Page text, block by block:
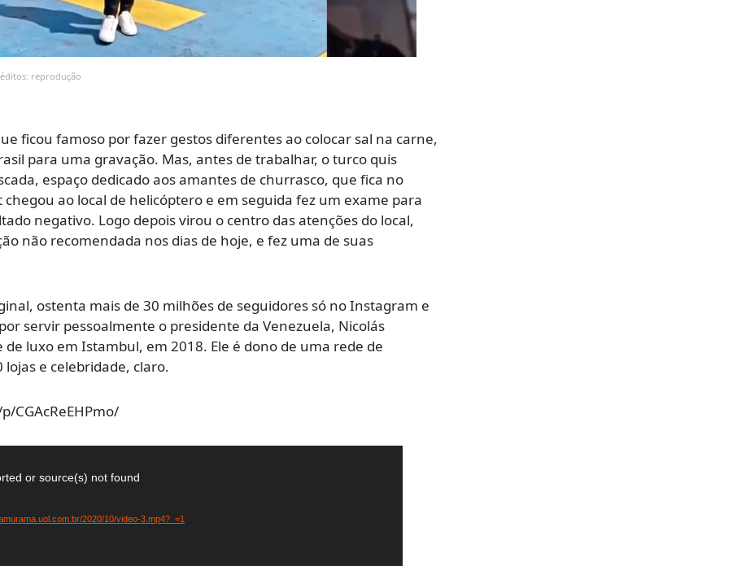
reprodução
ficou famoso por fazer gestos diferentes ao colocar sal na carne,
para uma gravação. Mas, antes de trabalhar, o turco quis
espaço dedicado aos amantes de churrasco, que fica no
chegou ao local de helicóptero e em seguida fez um exame para
negativo. Logo depois virou o centro das atenções do local,
não recomendada nos dias de hoje, e fez uma de suas
ostenta mais de 30 milhões de seguidores só no Instagram e
servir pessoalmente o presidente da Venezuela, Nicolás
luxo em Istambul, em 2018. Ele é dono de uma rede de
e celebridade, claro.
CGAcReEHPmo/
or source(s) not found
2020/10/video-3.mp4?_=1